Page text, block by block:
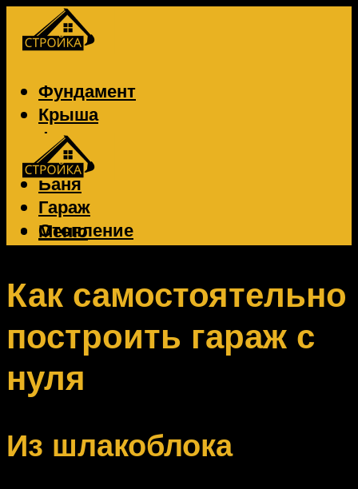
Фундамент
Крыша
Фасад
Забор
Баня
Гараж
Отопление
Вентиляция
Меню
Меню
Как самостоятельно
построить гараж с
нуля
Из шлакоблока